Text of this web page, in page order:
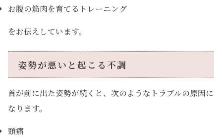
お腹の筋肉を育てるトレーニング
をお伝えしています。
姿勢が悪いと起こる不調
首が前に出た姿勢が続くと、次のようなトラブルの原因に
なります。
頭痛